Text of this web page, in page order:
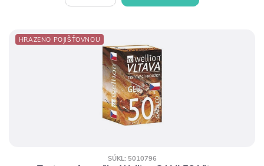
HRAZENO POJIŠŤOVNOU
SÚKL: 5010796